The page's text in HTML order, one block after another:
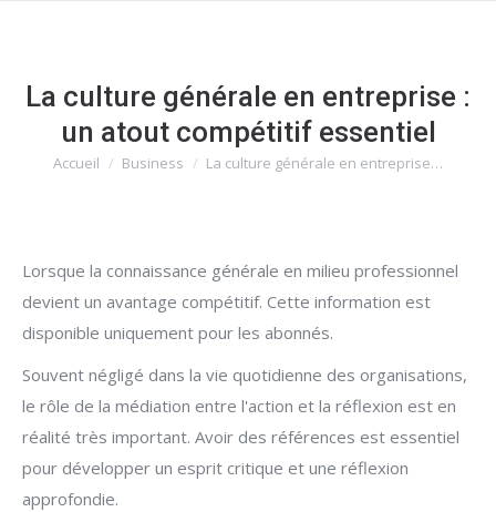
La culture générale en entreprise :
un atout compétitif essentiel
Vous êtes ici :
Accueil Business La culture générale en entreprise…
Lorsque la connaissance générale en milieu professionnel
devient un avantage compétitif. Cette information est
disponible uniquement pour les abonnés.
Souvent négligé dans la vie quotidienne des organisations,
le rôle de la médiation entre l'action et la réflexion est en
réalité très important. Avoir des références est essentiel
pour développer un esprit critique et une réflexion
approfondie.